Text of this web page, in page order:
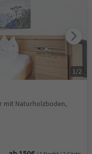
mit Naturholzboden,
1 /2